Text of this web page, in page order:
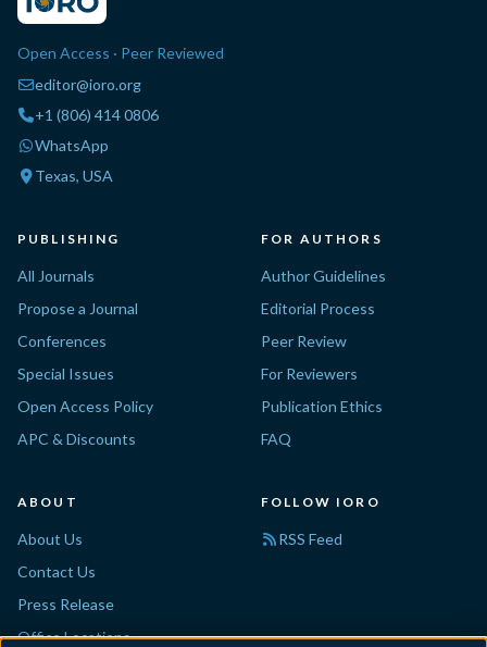
Open Access · Peer Reviewed
editor@ioro.org
+1 (806) 414 0806
WhatsApp
Texas, USA
PUBLISHING
All Journals
Propose a Journal
Conferences
Special Issues
Open Access Policy
APC & Discounts
FOR AUTHORS
Author Guidelines
Editorial Process
Peer Review
For Reviewers
Publication Ethics
FAQ
ABOUT
About Us
Contact Us
Press Release
Office Locations
FOLLOW IORO
RSS Feed